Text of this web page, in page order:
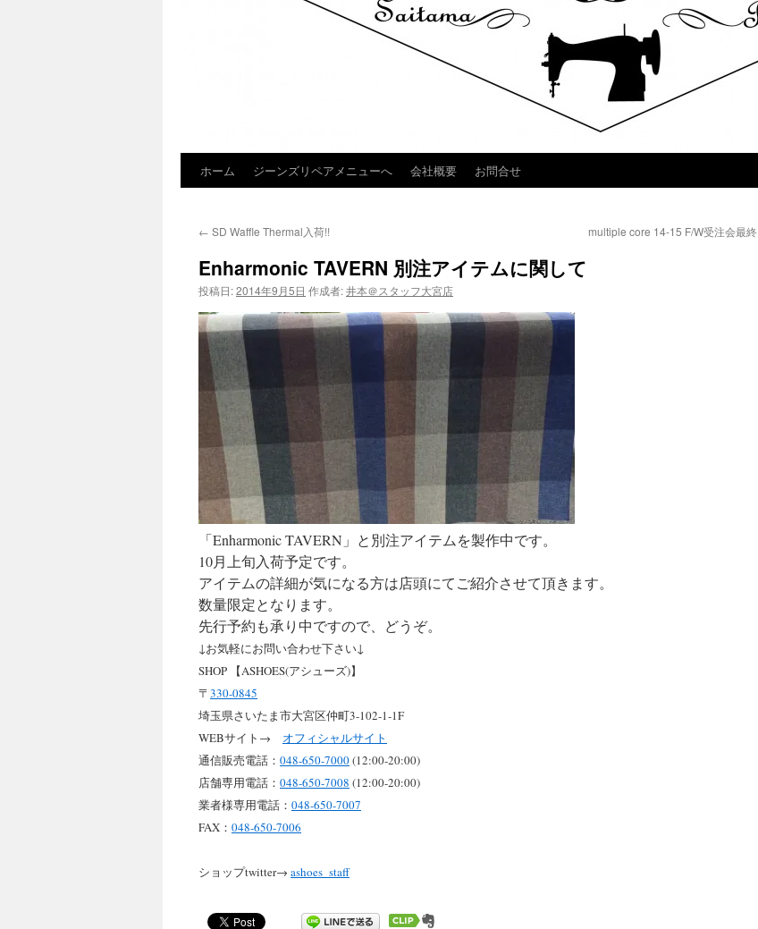
テ
ン
プ
ホーム ジーンズリペアメニューへ 会社概要 お問合せ
← SD Waffle Thermal入荷!! multiple core 14-15 F/W受注会最終
Enharmonic TAVERN 別注アイテムに関して
投稿日:2014年9月5日 作成者:井本＠スタッフ大宮店
「Enharmonic TAVERN」と別注アイテムを製作中です。
10月上旬入荷予定です。
アイテムの詳細が気になる方は店頭にてご紹介させて頂きます。
数量限定となります。
先行予約も承り中ですので、どうぞ。
↓お気軽にお問い合わせ下さい↓
SHOP 【ASHOES(アシューズ)】
〒330-0845
埼玉県さいたま市大宮区仲町3-102-1-1F
WEBサイト→ オフィシャルサイト
通信販売電話： 048-650-7000(12:00-20:00)
店舗専用電話： 048-650-7008 (12:00-20:00)
業者様専用電話： 048-650-7007
FAX： 048-650-7006
ショップtwitter→ ashoes_staff